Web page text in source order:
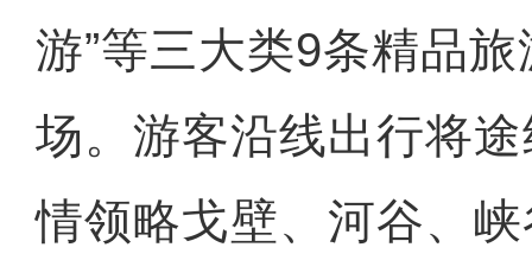
游”等三大类9条精品
场。游客沿线出行将
情领略戈壁、河谷、